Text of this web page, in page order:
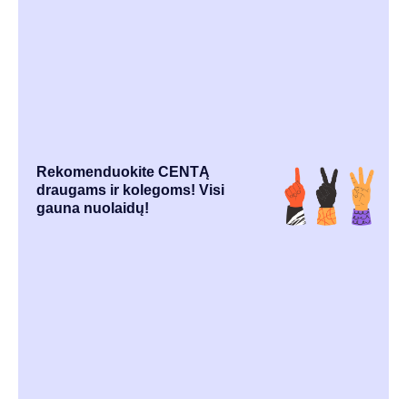
Rekomenduokite CENTĄ
draugams ir kolegoms! Visi
gauna nuolaidų!